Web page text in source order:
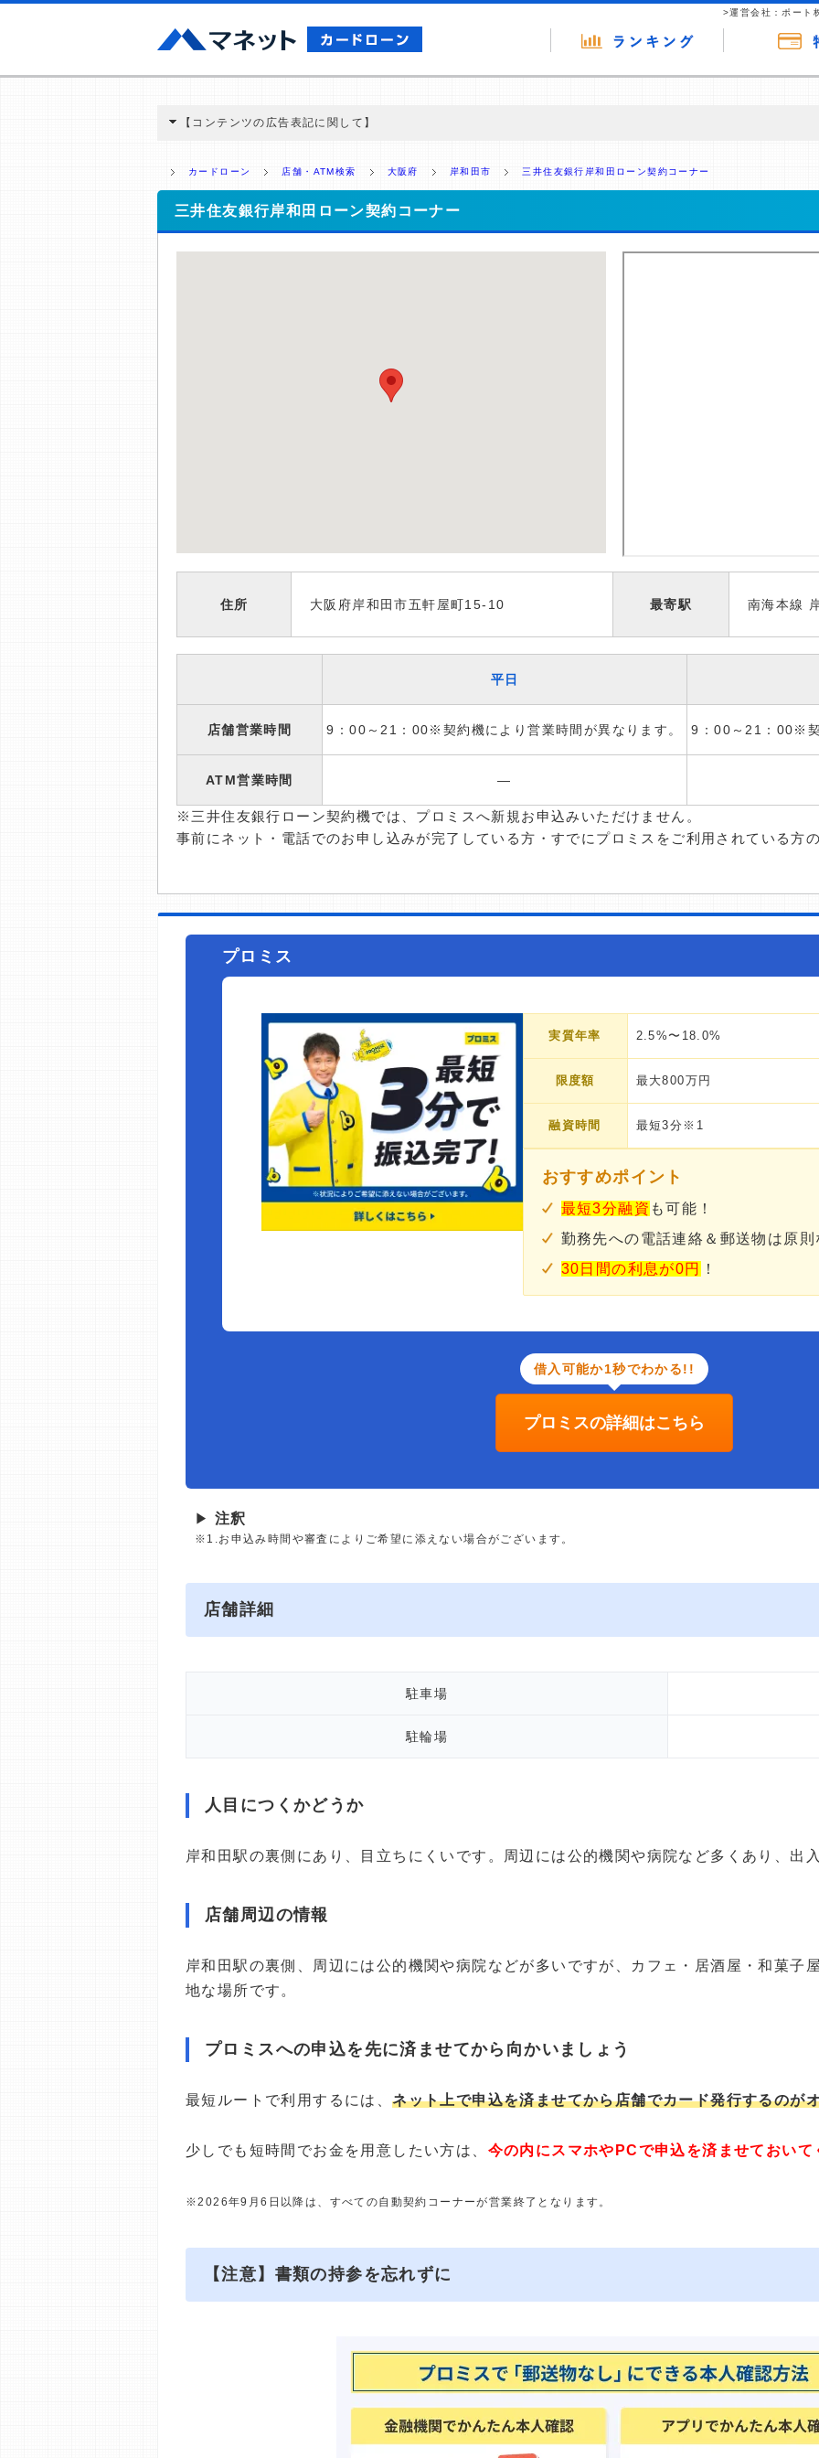
>運営会社：ポート
【コンテンツの広告表記に関して】
ミ収集などに基づき、公平性を担保した情報提供を行っています。
>提携企業一覧
カードローン 店舗・ATM検索 大阪府 岸和田市 三井住友銀行岸和田ローン契約コーナー
三井住友銀行岸和田ローン契約コーナー
住所 大阪府岸和田市五軒屋町15-10 最寄駅 南海本線
平日
店舗営業時間 9：00～21：00※契約機により営業時間が異なります。 9：00～21：00※
ATM営業時間 ―
※三井住友銀行ローン契約機では、プロミスへ新規お申込みいただけません。
事前にネット・電話でのお申し込みが完了している方・すでにプロミスをご利用されている方
プロミス
実質年率 2.5%〜18.0%
限度額 最大800万円
融資時間 最短3分※1
おすすめポイント
最短3分融資 も可能！
勤務先への電話連絡＆郵送物は原則
30日間の利息が0円
！
借入可能か1秒でわかる!!
プロミスの詳細はこちら
▶ 注釈
※1.お申込み時間や審査によりご希望に添えない場合がございます。
店舗詳細
駐車場
駐輪場
人目につくかどうか
岸和田駅の裏側にあり、目立ちにくいです。周辺には公的機関や病院など多くあり、出
店舗周辺の情報
岸和田駅の裏側、周辺には公的機関や病院などが多いですが、カフェ・居酒屋・和菓子
地な場所です。
プロミスへの申込を先に済ませてから向かいましょう
最短ルートで利用するには、ネット上で申込を済ませてから店舗でカード発行するのが
少しでも短時間でお金を用意したい方は、 今の内にスマホやPCで申込を済ませておいて
※2026年9月6日以降は、すべての自動契約コーナーが営業終了となります。
【注意】書類の持参を忘れずに